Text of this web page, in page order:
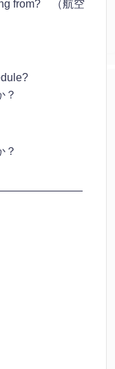
from? （航空
？
？